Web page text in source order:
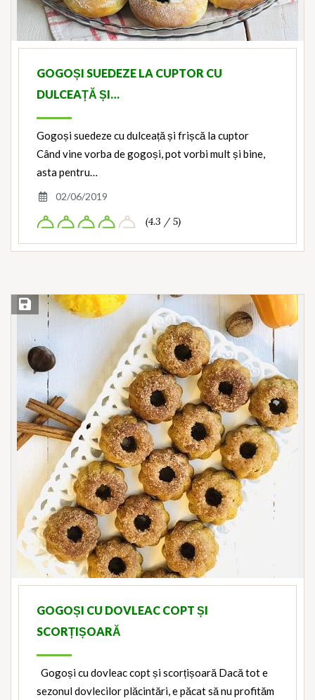
GOGOȘI SUEDEZE LA CUPTOR CU
DULCEAȚĂ ȘI…
Gogoși suedeze cu dulceață și frișcă la cuptor
Când vine vorba de gogoși, pot vorbi mult și bine,
asta pentru…
02/06/2019
(4.3 / 5)
Save Recipe
GOGOȘI CU DOVLEAC COPT ȘI
SCORȚIȘOARĂ
Gogoși cu dovleac copt și scorțișoară Dacă tot e
sezonul dovlecilor plăcintări, e păcat să nu profităm